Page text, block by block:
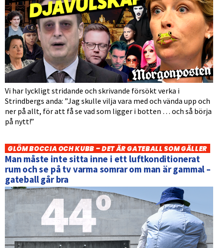
Vi har lyckligt stridande och skrivande försökt verka i
Strindbergs anda: ”Jag skulle vilja vara med och vända upp och
ner på allt, för att få se vad som ligger i botten … och så börja
på nytt!”
GLÖM BOCCIA OCH KUBB – DET ÄR GATEBALL SOM GÄLLER
Man måste inte sitta inne i ett luftkonditionerat
rum och se på tv varma somrar om man är gammal –
gateball går bra